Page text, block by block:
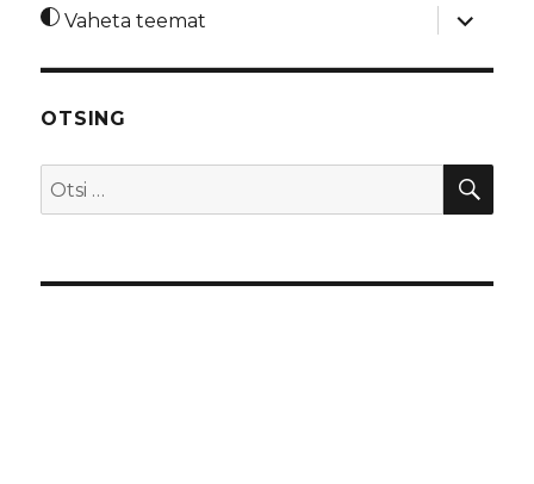
Vaheta teemat
laienda
OTSING
Otsi: